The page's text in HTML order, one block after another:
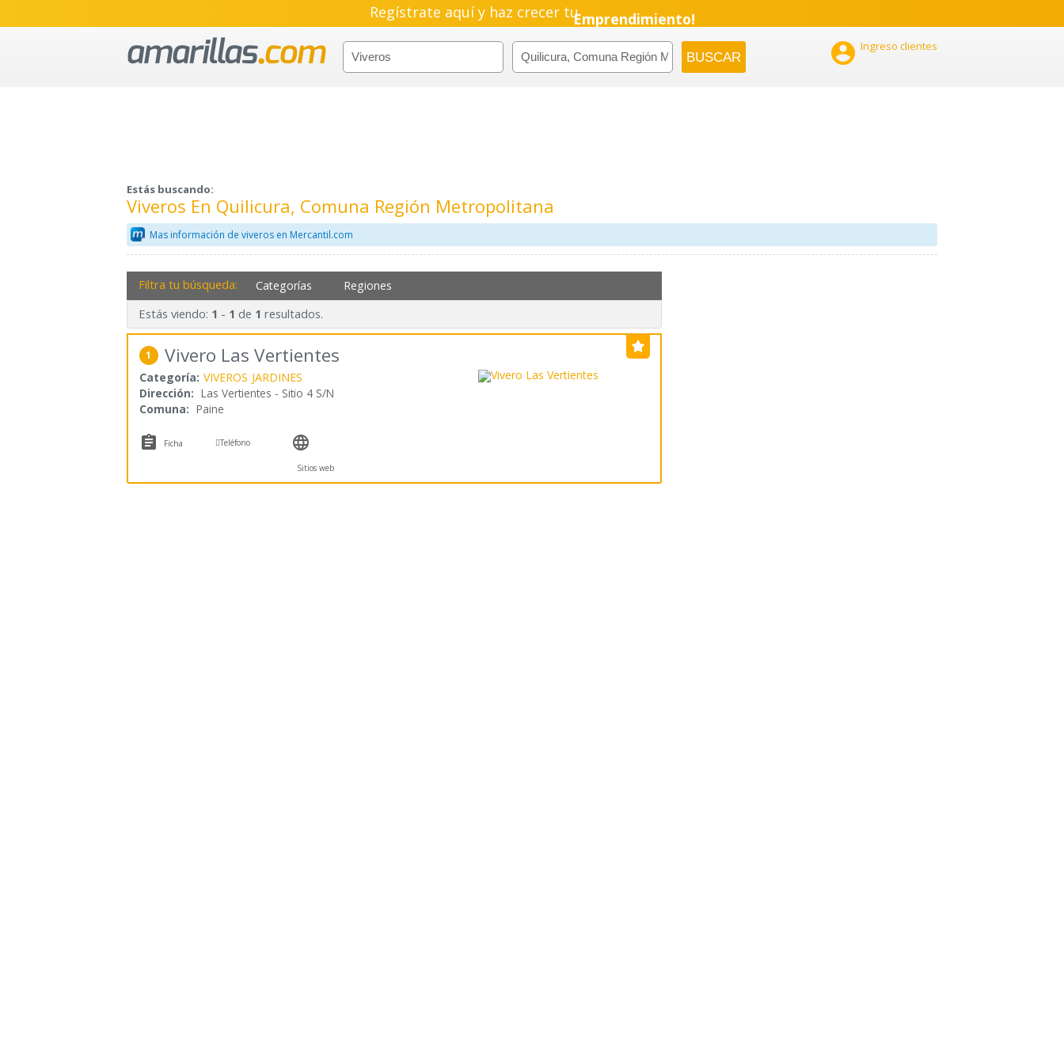
Regístrate aquí y haz crecer tuEmprendimiento!
 Ingreso clientes
Estás buscando:
Viveros En Quilicura, Comuna Región Metropolitana
Mas información de viveros en Mercantil.com
Filtra tu búsqueda: Categorías Regiones
Estás viendo: 1 - 1 de 1 resultados.
1 Vivero Las Vertientes
Categoría: VIVEROS JARDINES
Dirección: Las Vertientes - Sitio 4 S/N
Comuna: Paine
 Ficha Teléfono 
Sitios web